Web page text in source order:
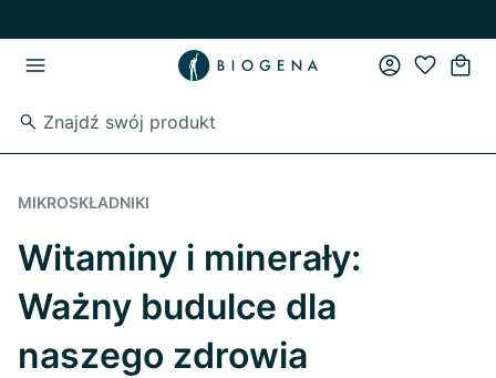
MIKROSKŁADNIKI
Witaminy i minerały:
Ważny budulce dla
naszego zdrowia